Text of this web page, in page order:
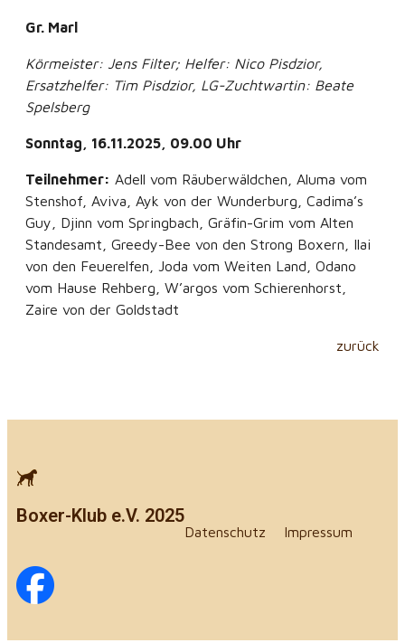
zurück
Gr. Marl
Körmeister: Jens Filter; Helfer: Nico Pisdzior,
Ersatzhelfer: Tim Pisdzior, LG-Zuchtwartin: Beate
Spelsberg
Sonntag, 16.11.2025, 09.00 Uhr
Teilnehmer: Adell vom Räuberwäldchen, Aluma vom
Stenshof, Aviva, Ayk von der Wunderburg, Cadima’s
Guy, Djinn vom Springbach, Gräfin-Grim vom Alten
Standesamt, Greedy-Bee von den Strong Boxern, Ilai
von den Feuerelfen, Joda vom Weiten Land, Odano
vom Hause Rehberg, W’argos vom Schierenhorst,
Zaire von der Goldstadt
Boxer-Klub e.V. 2025
Datenschutz Impressum